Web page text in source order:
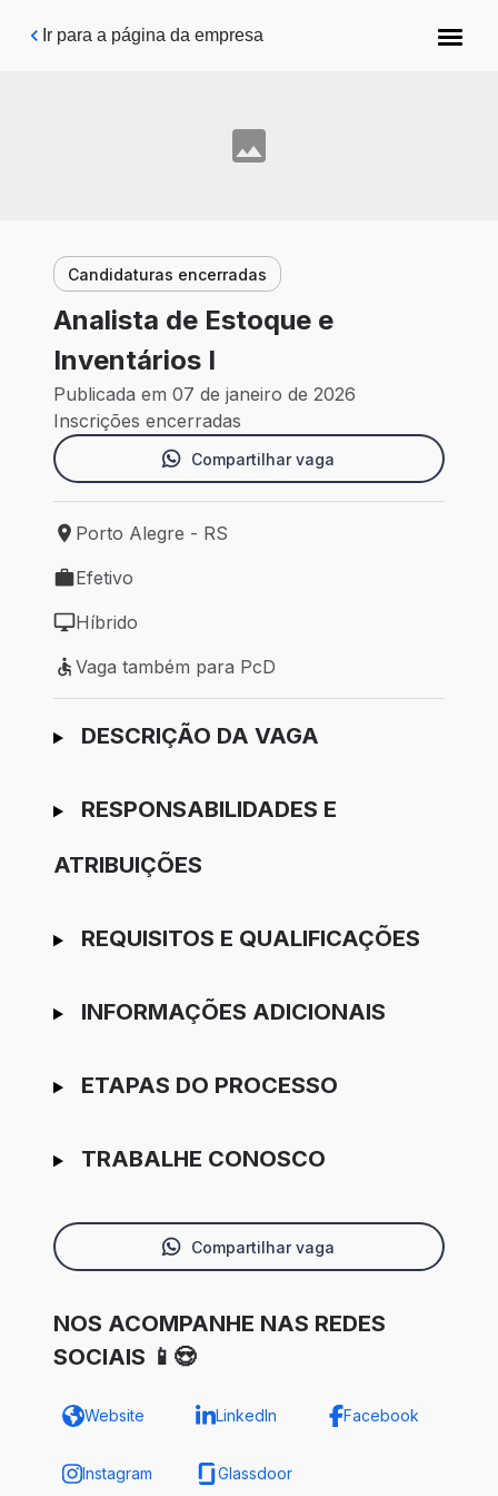
Pular para o conteúdo principal
Ir para a página da empresa
Candidaturas encerradas
Analista de Estoque e
Inventários I
Publicada em 07 de janeiro de 2026
Inscrições encerradas
Compartilhar vaga
Local de trabalho: Porto Alegre - RS
Porto Alegre - RS
Tipo de vaga: Efetivo
Efetivo
Modelo de trabalho: Híbrido
Híbrido
Vaga também para PcD
Vaga também para PcD
Ir para candidatura
DESCRIÇÃO DA VAGA
RESPONSABILIDADES E
ATRIBUIÇÕES
REQUISITOS E QUALIFICAÇÕES
INFORMAÇÕES ADICIONAIS
ETAPAS DO PROCESSO
TRABALHE CONOSCO
Compartilhar vaga
NOS ACOMPANHE NAS REDES
SOCIAIS 📱😍
Website LinkedIn Facebook
Instagram Glassdoor